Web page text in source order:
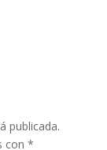
publicada.
con *